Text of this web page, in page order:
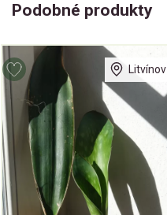
Podobné produkty
Litvínov